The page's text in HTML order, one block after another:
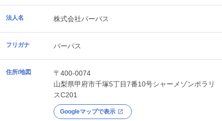
法人名 株式会社パーパス
フリガナ バーパス
住所/地図
〒400-0074
山梨県甲府市千塚5丁目7番10号シャーメゾンポラリ
スC201
Googleマップで表示